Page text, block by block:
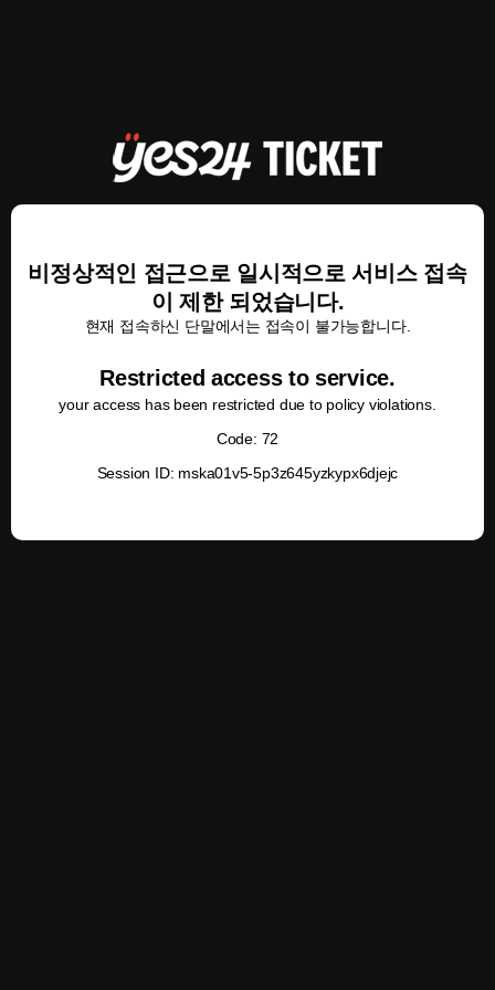
비정상적인 접근으로 일시적으로 서비스 접속
이 제한 되었습니다.
현재 접속하신 단말에서는 접속이 불가능합니다.
Restricted access to service.
your access has been restricted due to policy violations.
Code: 72
Session ID: mska01v5-5p3z645yzkypx6djejc